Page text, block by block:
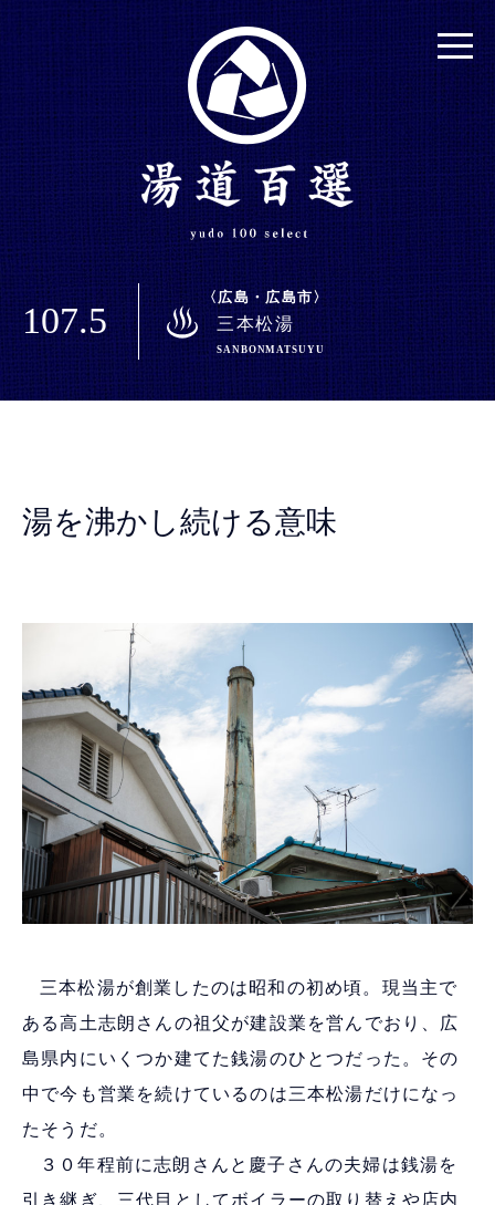
107.5
広島・広島市
三本松湯
SANBONMATSUYU
湯を沸かし続ける意味
三本松湯が創業したのは昭和の初め頃。現当主で
ある高土志朗さんの祖父が建設業を営んでおり、広
島県内にいくつか建てた銭湯のひとつだった。その
中で今も営業を続けているのは三本松湯だけになっ
たそうだ。
３０年程前に志朗さんと慶子さんの夫婦は銭湯を
引き継ぎ、三代目としてボイラーの取り替えや店内